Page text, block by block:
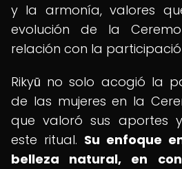
y la armonía, valores
evolución de la
relación con la
Rikyū no solo acogió la
de las mujeres en la
que valoró sus aportes
este ritual. Su enfoque
belleza natural, en